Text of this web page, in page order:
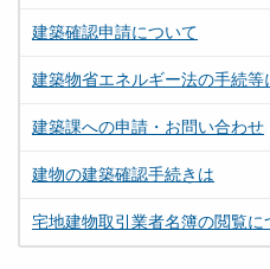
建築確認申請について
建築物省エネルギー法の手続等
建築課への申請・お問い合わせ
建物の建築確認手続きは
宅地建物取引業者名簿の閲覧に